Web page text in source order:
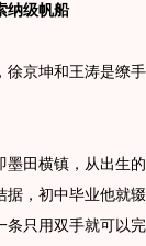
级帆船
京坤和王涛是缭手
横镇，从出生的
，初中毕业他就
条只用双手就可